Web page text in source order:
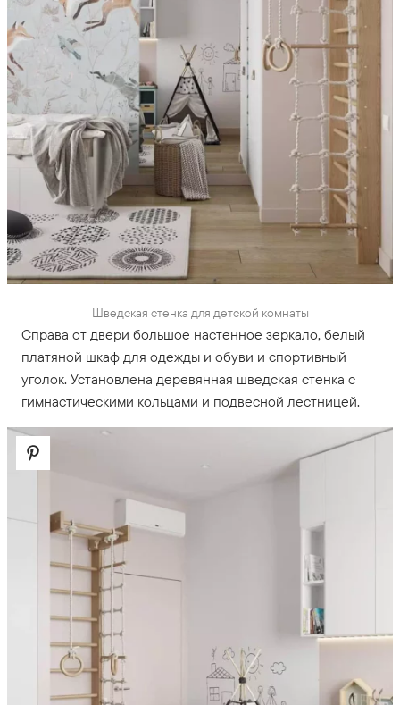
Шведская стенка для детской комнаты
Справа от двери большое настенное зеркало, белый
платяной шкаф для одежды и обуви и спортивный
уголок. Установлена деревянная шведская стенка с
гимнастическими кольцами и подвесной лестницей.